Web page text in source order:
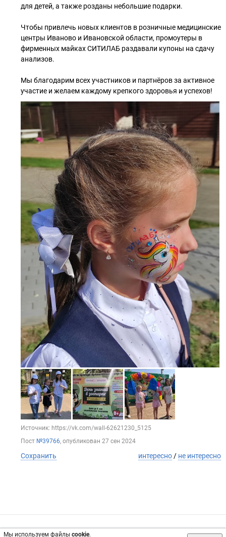
Мы используем файлы cookie.
для детей, а также розданы небольшие подарки.
Чтобы привлечь новых клиентов в розничные медицинские
центры Иваново и Ивановской области, промоутеры в
фирменных майках СИТИЛАБ раздавали купоны на сдачу
анализов.
Мы благодарим всех участников и партнёров за активное
участие и желаем каждому крепкого здоровья и успехов!
Источник: https://vk.com/wall-62621230_5125
Пост №39766, опубликован 27 сен 2024
Сохранить интересно / не интересно
Обратная связь Инвесторам